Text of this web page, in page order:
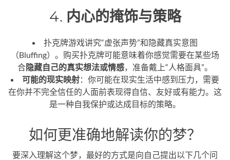
4. 内心的掩饰与策略
扑克牌游戏讲究“虚张声势”和隐藏真实意图
（Bluffing）。购买扑克牌可能意味着你感觉需要在某些场
合隐藏自己的真实想法或情感，准备戴上“人格面具”。
可能的现实映射：你可能在现实生活中感到压力，需要
在你并不完全信任的人面前表现得自信、友好或有能力。这
是一种自我保护或达成目标的策略。
如何更准确地解读你的梦？
要深入理解这个梦，最好的方式是向自己提出以下几个问